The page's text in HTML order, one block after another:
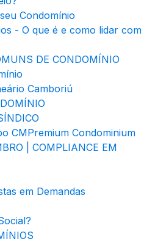
Condomínio
- O que é e como lidar com
DE CONDOMÍNIO
Camboriú
CMPremium Condominium
| COMPLIANCE EM
em Demandas